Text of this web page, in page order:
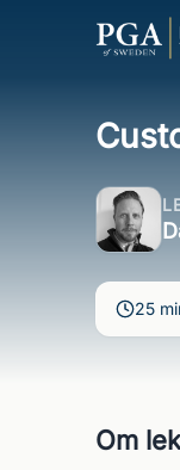
25
Om